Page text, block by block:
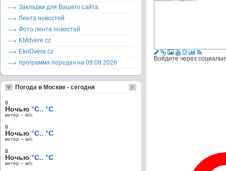
Войдите через
Закладки для Вашего сайта
Лента новостей
Фото лента новостей
KMdvere.cz
EkoDvere.cz
программа передач на 09.08.2026
Погода в Москве - сегодня
в
Ночью °C.. °C
ветер – м/c
в
Ночью °C.. °C
ветер – м/c
в
Ночью °C.. °C
ветер – м/c